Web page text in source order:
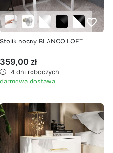
favorite_border
Stolik nocny BLANCO LOFT
359,00 zł
4 dni roboczych
darmowa dostawa